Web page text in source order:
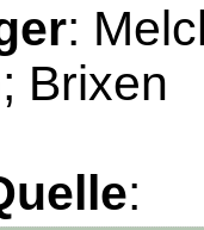
:
Brixen
: